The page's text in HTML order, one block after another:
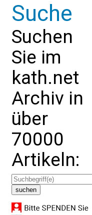
Suche
Suchen
Sie im
kath.net
Archiv in
über
70000
Artikeln: